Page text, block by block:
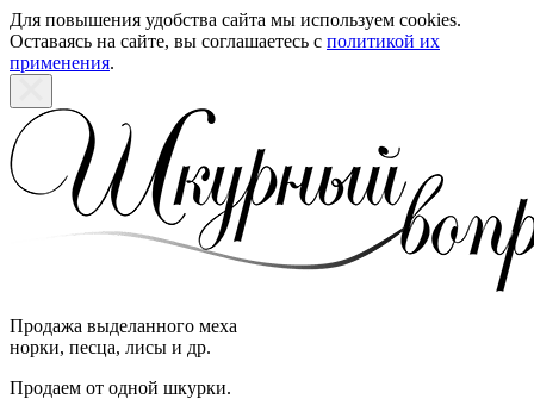
Для повышения удобства сайта мы используем cookies.
Оставаясь на сайте, вы соглашаетесь с политикой их
применения.
Продажа выделанного меха
норки, песца, лисы и др.
Продаем от одной шкурки.